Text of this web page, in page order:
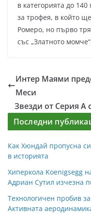
в категорията до
за трофея, в който
Ромеро, но първо
със „Златното
Интер Маями
Меси
Звезди от Серия А
Последни
Как Хюндай пропусна
в историята
Хиперкола Koenigsegg
Адриан Сутил изчезна
Технологичен пробив
Активната